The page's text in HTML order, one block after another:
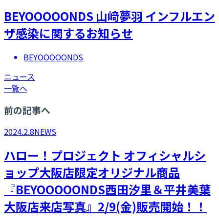
BEYOOOOONDS 山﨑夢羽 インフルエン
ザ感染に関するお知らせ
BEYOOOOONDS
ニュース
一覧へ
前の記事へ
2024.2.8NEWS
ハロー！プロジェクト オフィシャルシ
ョップ大阪店限定オリジナル商品
『BEYOOOOONDS西田汐里＆平井美葉
大阪店来店写真』2/9(金)販売開始！！